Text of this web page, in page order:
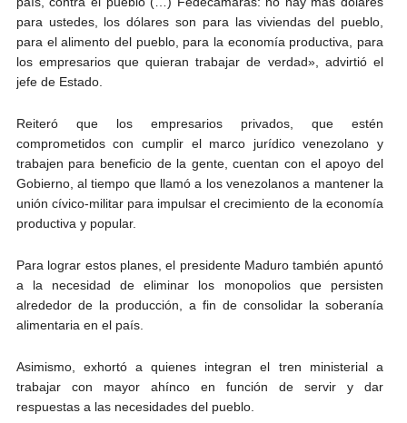
para ustedes, los dólares son para las viviendas del pueblo,
para el alimento del pueblo, para la economía productiva, para
los empresarios que quieran trabajar de verdad», advirtió el
jefe de Estado.
Reiteró que los empresarios privados, que estén
comprometidos con cumplir el marco jurídico venezolano y
trabajen para beneficio de la gente, cuentan con el apoyo del
Gobierno, al tiempo que llamó a los venezolanos a mantener la
unión cívico-militar para impulsar el crecimiento de la economía
productiva y popular.
Para lograr estos planes, el presidente Maduro también apuntó
a la necesidad de eliminar los monopolios que persisten
alrededor de la producción, a fin de consolidar la soberanía
alimentaria en el país.
Asimismo, exhortó a quienes integran el tren ministerial a
trabajar con mayor ahínco en función de servir y dar
respuestas a las necesidades del pueblo.